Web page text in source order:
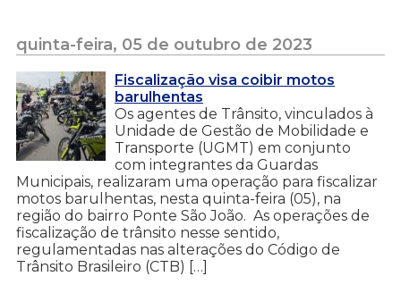
quinta-feira, 05 de outubro de 2023
Fiscalização visa coibir motos
barulhentas
Os agentes de Trânsito, vinculados à
Unidade de Gestão de Mobilidade e
Transporte (UGMT) em conjunto
com integrantes da Guardas
Municipais, realizaram uma operação para fiscalizar
motos barulhentas, nesta quinta-feira (05), na
região do bairro Ponte São João. As operações de
fiscalização de trânsito nesse sentido,
regulamentadas nas alterações do Código de
Trânsito Brasileiro (CTB) […]